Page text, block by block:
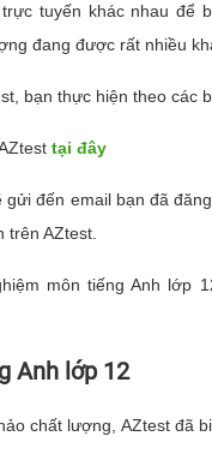
tuyến khác nhau để
đang được rất nhiều
bạn thực hiện theo các
tại đây
đến email bạn đã
trên AZtest.
môn tiếng Anh lớp
Anh lớp 12
chất lượng, AZtest đã